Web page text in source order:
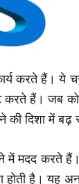
करते हैं। ये
करते हैं। जब
की दिशा में बढ़
में मदद करते
है। यह